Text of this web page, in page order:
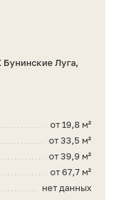
Луга,
от 19,8 м²
от 33,5 м²
от 39,9 м²
от 67,7 м²
нет данных